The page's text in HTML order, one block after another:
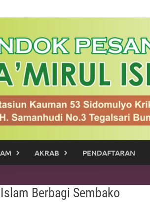
AKRAB PENDAFTARAN
Berbagi Sembako